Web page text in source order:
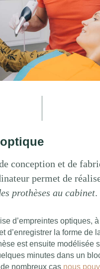
conception et de
permet de
prothèses au cabinet.
d’empreintes optiques, à
d’enregistrer la forme de
est ensuite modélisée
minutes dans un
nombreux cas nous